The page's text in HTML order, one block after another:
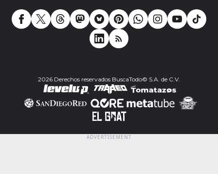
2026 Derechos reservados BuscaTodo© S.A. de C.V.